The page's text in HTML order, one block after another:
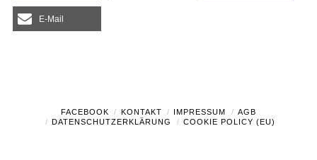
E-Mail
FACEBOOK KONTAKT IMPRESSUM
AGB
DATENSCHUTZERKLÄRUNG
COOKIE POLICY (EU)